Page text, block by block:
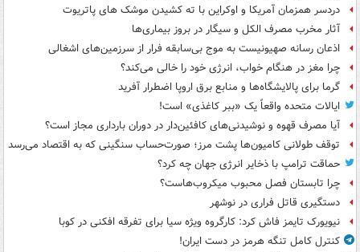
دردسر همزمان آمریکا و اوکراین با ته کشیدن موشک های پاتریوت
آثار مخرب مصرف الکل و سیگار در بروز بیماری‌ها
اذعان رسانه صهیونیست به موج بی‌سابقه فرار از سرزمین‌های اشغالی
چرا مغز در هنگام خواب، انرژی خود را خالی می‌کند؟
گرما برای پالایشگاه‌ها و منابع برق اروپا اضطرار آفرید
ایالات متحده واقعاً یک «ببر کاغذی» است!
آیا مصرف قهوه و نوشیدنی‌های کافئین‌دار در دوران بارداری مجاز است؟
توقف طولانی کامیون‌ها پشت مرز؛ صورت‌حساب سنگینی که به اقتصاد می‌رسد
حماقت ترامپ با ذخایر انرژی جهان چه کرد؟
چرا تابستان فصل محبوب میکروب‌هاست؟
دستگیری قاتل فراری در نوشهر
نیویورک تایمز فاش کرد: کارگروه ویژه سیا برای تفرقه افکنی در کوبا
کنترل کامل تنگه هرمز در دست ایران!